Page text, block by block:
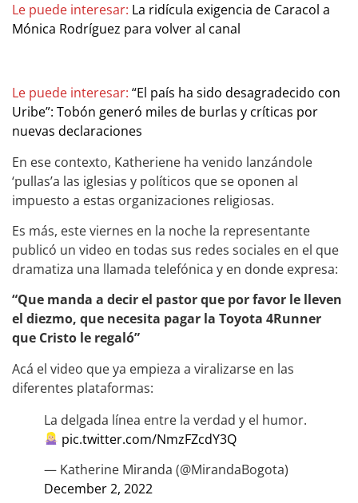
Le puede interesar: La ridícula exigencia de Caracol a
Mónica Rodríguez para volver al canal
Le puede interesar: “El país ha sido desagradecido con
Uribe”: Tobón generó miles de burlas y críticas por
nuevas declaraciones
En ese contexto, Katheriene ha venido lanzándole
‘pullas’a las iglesias y políticos que se oponen al
impuesto a estas organizaciones religiosas.
Es más, este viernes en la noche la representante
publicó un video en todas sus redes sociales en el que
dramatiza una llamada telefónica y en donde expresa:
“Que manda a decir el pastor que por favor le lleven
el diezmo, que necesita pagar la Toyota 4Runner
que Cristo le regaló”
Acá el video que ya empieza a viralizarse en las
diferentes plataformas:
La delgada línea entre la verdad y el humor.
pic.twitter.com/NmzFZcdY3Q
— Katherine Miranda (@MirandaBogota)
December 2, 2022